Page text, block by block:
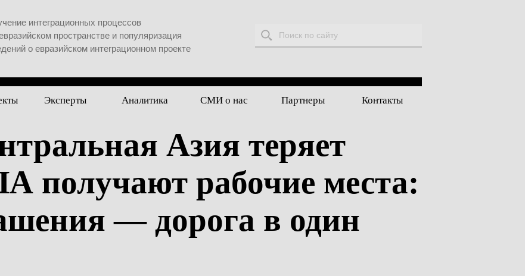
интеграционных процессов
пространстве и популяризация
о евразийском интеграционном проекте
Эксперты Аналитика СМИ о нас Партнеры Контакты
Азия теряет
получают рабочие места:
— дорога в один